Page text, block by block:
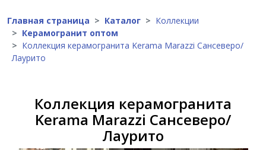
Главная страница Каталог
Коллекции
Керамогранит оптом
Коллекция керамогранита Kerama Marazzi Сансеверо/
Лаурито
Коллекция керамогранита
Kerama Marazzi Сансеверо/
Лаурито